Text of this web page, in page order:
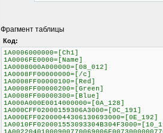
Фрагмент таблицы
Код:
1A0006000000=[Ch1]
1A0006FE0000=[Name]
1A0008000A000000=[08_012]
1A0008FF00000000=[/c]
1A0008FF00000100=[Red]
1A0008FF00000200=[Green]
1A0008FF00000300=[Blue]
1A000A000E0014000000=[0A_128]
1A000CFF02000159306A3000=[0C_191]
1A000EFF02000044306130693000=[0E_192]